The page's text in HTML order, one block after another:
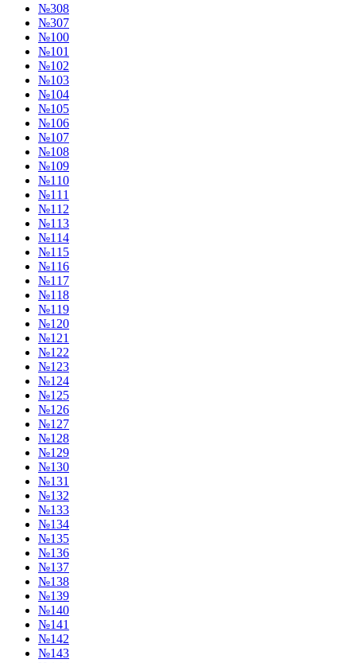
№308
№307
№100
№101
№102
№103
№104
№105
№106
№107
№108
№109
№110
№111
№112
№113
№114
№115
№116
№117
№118
№119
№120
№121
№122
№123
№124
№125
№126
№127
№128
№129
№130
№131
№132
№133
№134
№135
№136
№137
№138
№139
№140
№141
№142
№143